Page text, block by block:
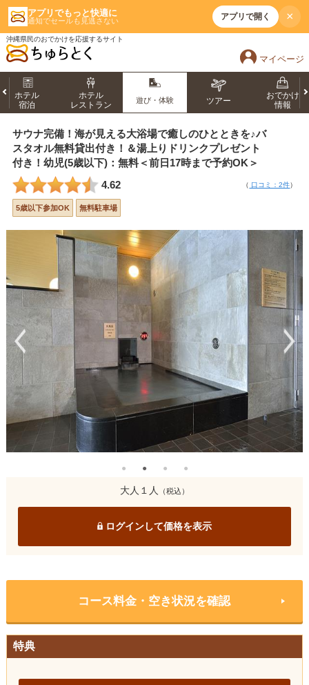
アプリでもっと快適に
通知でセールも見逃さない アプリで開く ×
沖縄県民のおでかけを応援するサイト
マイページ
ホテル
宿泊
ホテル
レストラン
遊び・体験 ツアー
おでかけ
情報
サウナ完備！海が見える大浴場で癒しのひとときを♪バ
スタオル無料貸出付き！＆湯上りドリンクプレゼント
付き！幼児(5歳以下)：無料＜前日17時まで予約OK＞
4.62
（ 口コミ：2件）
5歳以下参加OK 無料駐車場
大人１人 （税込）
ログインして価格を表示
コース料金・空き状況を確認
特典